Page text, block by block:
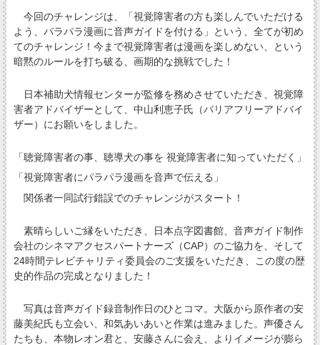
今回のチャレンジは、「視覚障害者の方も楽しんでいただける
よう、パラパラ漫画に音声ガイドを付ける」という、全てが初め
てのチャレンジ！今まで視覚障害者は漫画を楽しめない、という
暗黙のルールを打ち破る、画期的な挑戦でした！
日本補助犬情報センターが監修を務めさせていただき、視覚障
害者アドバイザーとして、中山利恵子氏（バリアフリーアドバイ
ザー）にお願いをしました。
「聴覚障害者の事、聴導犬の事を 視覚障害者に知っていただく」
「視覚障害者にパラパラ漫画を音声で伝える」
関係者一同試行錯誤でのチャレンジがスタート！
素晴らしいご縁をいただき、日本点字図書館、音声ガイド制作
会社のシネマアクセスパートナーズ（CAP）のご協力を、そして
24時間テレビチャリティ委員会のご支援をいただき、この度の歴
史的作品の完成となりました！
写真は音声ガイド録音制作日のひとコマ。大阪から原作者の安
藤美紀氏も立会い、和気あいあいと作業は進みました。声優さん
たちも、本物レオン君と、安藤さんに会え、よりイメージが膨ら